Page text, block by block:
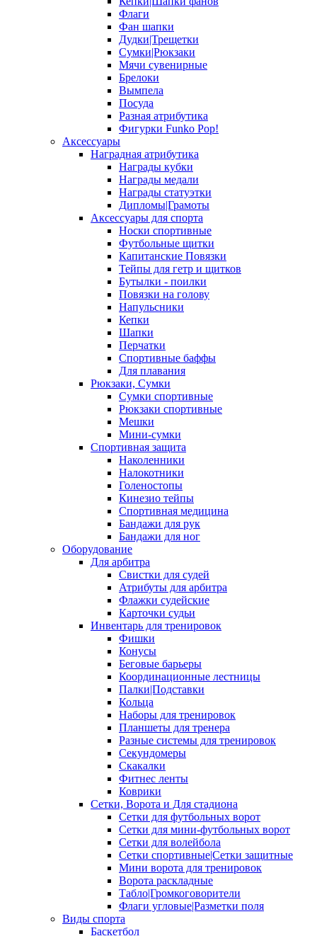
Флаги
Фан шапки
Дудки|Трещетки
Сумки|Рюкзаки
Мячи сувенирные
Брелоки
Вымпела
Посуда
Разная атрибутика
Фигурки Funko Pop!
Аксессуары
Наградная атрибутика
Награды кубки
Награды медали
Награды статуэтки
Дипломы|Грамоты
Аксессуары для спорта
Носки спортивные
Футбольные щитки
Капитанские Повязки
Тейпы для гетр и щитков
Бутылки - поилки
Повязки на голову
Напульсники
Кепки
Шапки
Перчатки
Спортивные баффы
Для плавания
Рюкзаки, Сумки
Сумки спортивные
Рюкзаки спортивные
Мешки
Мини-сумки
Спортивная защита
Наколенники
Налокотники
Голеностопы
Кинезио тейпы
Спортивная медицина
Бандажи для рук
Бандажи для ног
Оборудование
Для арбитра
Свистки для судей
Атрибуты для арбитра
Флажки судейские
Карточки судьи
Инвентарь для тренировок
Фишки
Конусы
Беговые барьеры
Координационные лестницы
Палки|Подставки
Кольца
Наборы для тренировок
Планшеты для тренера
Разные системы для тренировок
Секундомеры
Скакалки
Фитнес ленты
Коврики
Сетки, Ворота и Для стадиона
Сетки для футбольных ворот
Сетки для мини-футбольных ворот
Сетки для волейбола
Сетки спортивные|Сетки защитные
Мини ворота для тренировок
Ворота раскладные
Табло|Громкоговорители
Флаги угловые|Разметки поля
Виды спорта
Баскетбол